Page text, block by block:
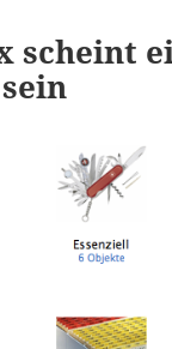
scheint